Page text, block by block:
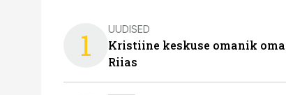
1 UUDISED
Kristiine keskuse omanik
Riias